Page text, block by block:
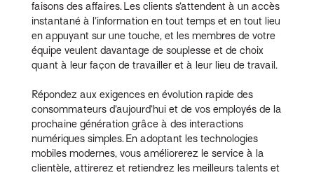
faisons des affaires. Les clients s’attendent à un accès
instantané à l’information en tout temps et en tout lieu
en appuyant sur une touche, et les membres de votre
équipe veulent davantage de souplesse et de choix
quant à leur façon de travailler et à leur lieu de travail.
Répondez aux exigences en évolution rapide des
consommateurs d’aujourd’hui et de vos employés de la
prochaine génération grâce à des interactions
numériques simples. En adoptant les technologies
mobiles modernes, vous améliorerez le service à la
clientèle, attirerez et retiendrez les meilleurs talents et